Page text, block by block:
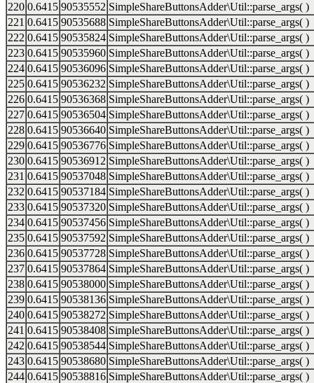
220 0.6415 90535552 SimpleShareButtonsAdder\Util::parse_args( )
221 0.6415 90535688 SimpleShareButtonsAdder\Util::parse_args( )
222 0.6415 90535824 SimpleShareButtonsAdder\Util::parse_args( )
223 0.6415 90535960 SimpleShareButtonsAdder\Util::parse_args( )
224 0.6415 90536096 SimpleShareButtonsAdder\Util::parse_args( )
225 0.6415 90536232 SimpleShareButtonsAdder\Util::parse_args( )
226 0.6415 90536368 SimpleShareButtonsAdder\Util::parse_args( )
227 0.6415 90536504 SimpleShareButtonsAdder\Util::parse_args( )
228 0.6415 90536640 SimpleShareButtonsAdder\Util::parse_args( )
229 0.6415 90536776 SimpleShareButtonsAdder\Util::parse_args( )
230 0.6415 90536912 SimpleShareButtonsAdder\Util::parse_args( )
231 0.6415 90537048 SimpleShareButtonsAdder\Util::parse_args( )
232 0.6415 90537184 SimpleShareButtonsAdder\Util::parse_args( )
233 0.6415 90537320 SimpleShareButtonsAdder\Util::parse_args( )
234 0.6415 90537456 SimpleShareButtonsAdder\Util::parse_args( )
235 0.6415 90537592 SimpleShareButtonsAdder\Util::parse_args( )
236 0.6415 90537728 SimpleShareButtonsAdder\Util::parse_args( )
237 0.6415 90537864 SimpleShareButtonsAdder\Util::parse_args( )
238 0.6415 90538000 SimpleShareButtonsAdder\Util::parse_args( )
239 0.6415 90538136 SimpleShareButtonsAdder\Util::parse_args( )
240 0.6415 90538272 SimpleShareButtonsAdder\Util::parse_args( )
241 0.6415 90538408 SimpleShareButtonsAdder\Util::parse_args( )
242 0.6415 90538544 SimpleShareButtonsAdder\Util::parse_args( )
243 0.6415 90538680 SimpleShareButtonsAdder\Util::parse_args( )
244 0.6415 90538816 SimpleShareButtonsAdder\Util::parse_args( )